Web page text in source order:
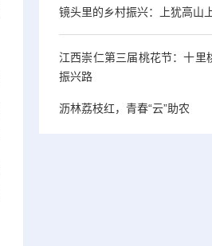
镜头里的乡村振兴：上犹高山
江西崇仁第三届桃花节：十里
振兴路
沥林荔枝红，青春“云”助农